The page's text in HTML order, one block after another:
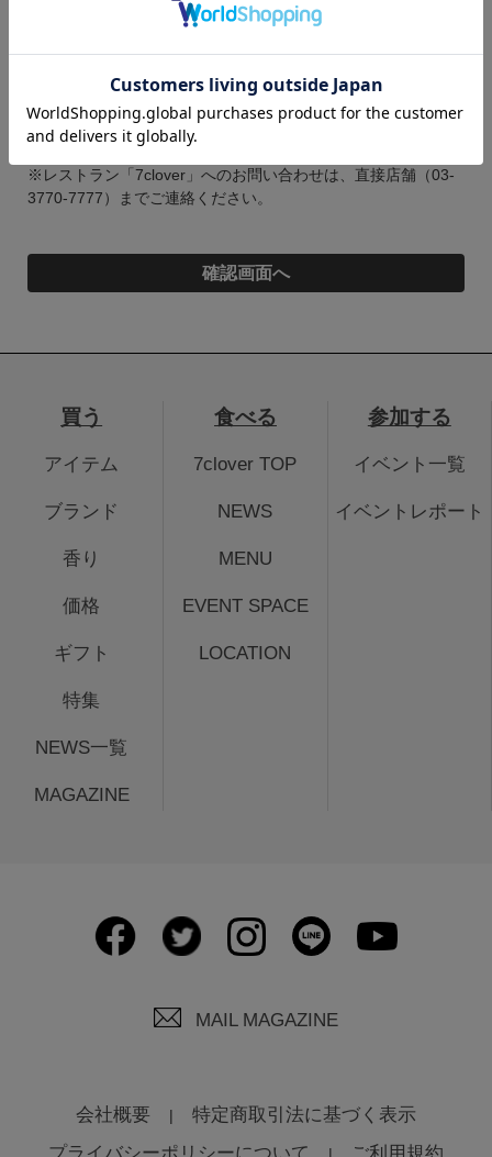
※レストラン「7clover」へのお問い合わせは、直接店舗（03-
3770-7777）までご連絡ください。
買う
アイテム
ブランド
香り
価格
ギフト
特集
NEWS一覧
MAGAZINE
食べる
7clover TOP
NEWS
MENU
EVENT SPACE
LOCATION
参加する
イベント一覧
イベントレポート
MAIL MAGAZINE
会社概要
特定商取引法に基づく表示
プライバシーポリシーについて
ご利用規約